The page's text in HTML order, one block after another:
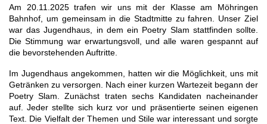
Am 20.11.2025 trafen wir uns mit der Klasse am Möhringen
Bahnhof, um gemeinsam in die Stadtmitte zu fahren. Unser Ziel
war das Jugendhaus, in dem ein Poetry Slam stattfinden sollte.
Die Stimmung war erwartungsvoll, und alle waren gespannt auf
die bevorstehenden Auftritte.
Im Jugendhaus angekommen, hatten wir die Möglichkeit, uns mit
Getränken zu versorgen. Nach einer kurzen Wartezeit begann der
Poetry Slam. Zunächst traten sechs Kandidaten nacheinander
auf. Jeder stellte sich kurz vor und präsentierte seinen eigenen
Text. Die Vielfalt der Themen und Stile war interessant und sorgte